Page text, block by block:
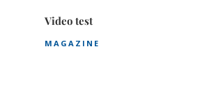
Video test
MAGAZINE